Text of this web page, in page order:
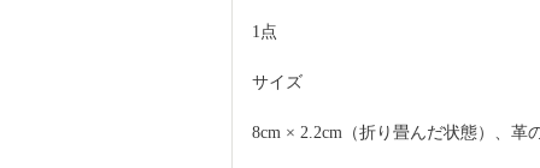
1点
サイズ
8cm × 2.2cm（折り畳んだ状態）、革